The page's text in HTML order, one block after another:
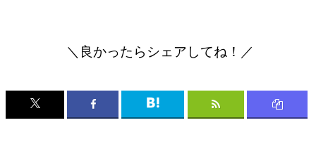
＼良かったらシェアしてね！／